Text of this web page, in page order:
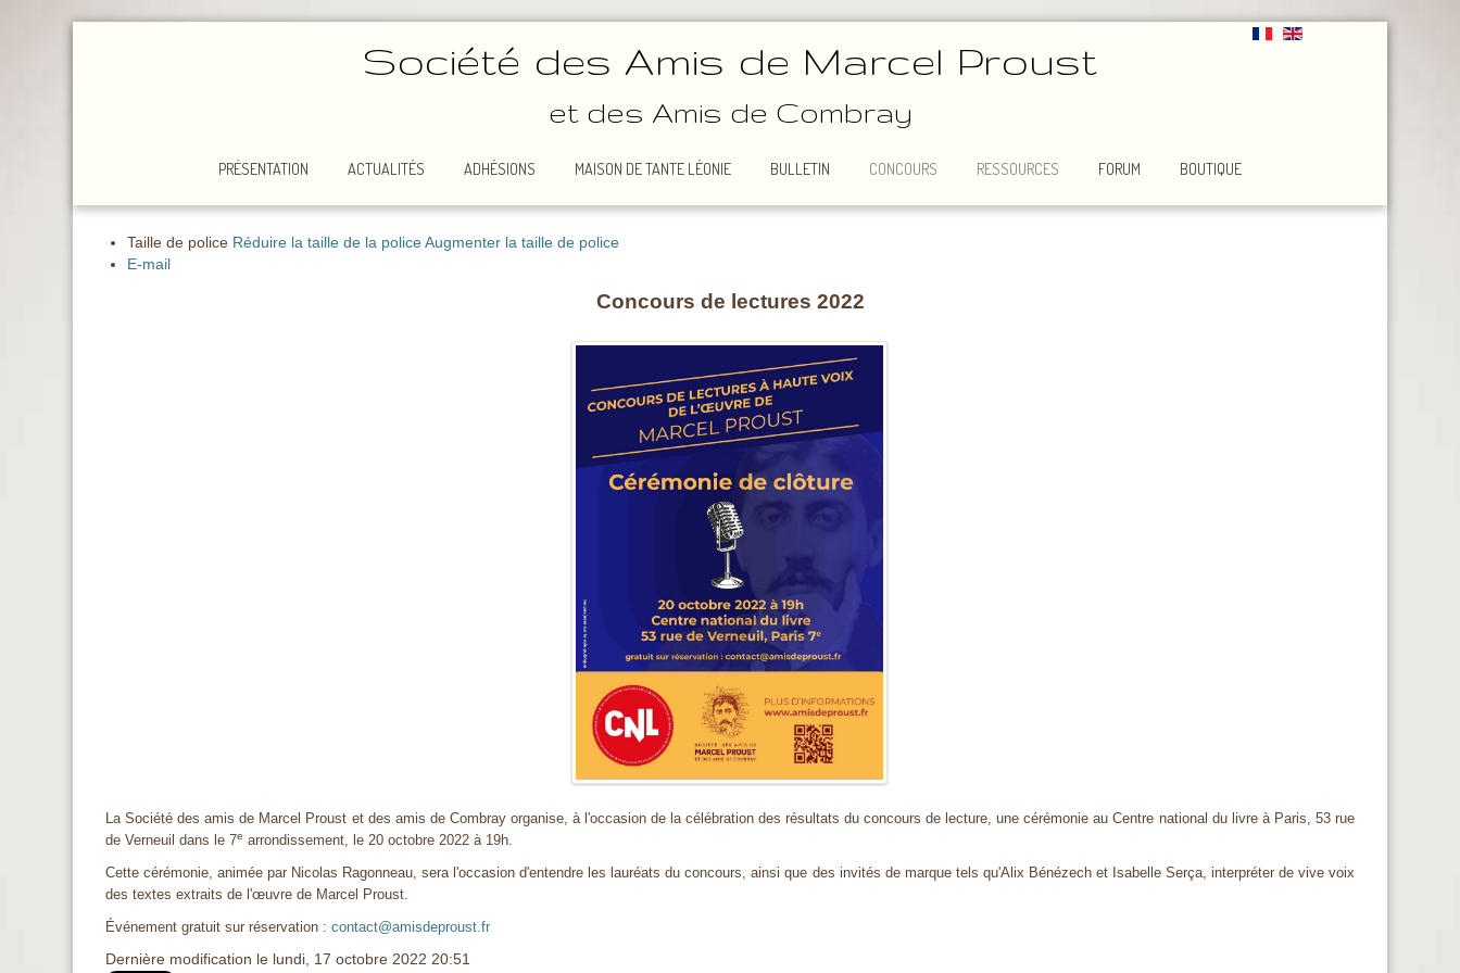
Société des Amis de Marcel Proust
et des Amis de Combray
PRÉSENTATION ACTUALITÉS ADHÉSIONS MAISON DE TANTE LÉONIE BULLETIN CONCOURS RESSOURCES FORUM BOUTIQUE
Taille de police Réduire la taille de la police Augmenter la taille de police
E-mail
Concours de lectures 2022
La Société des amis de Marcel Proust et des amis de Combray organise, à l'occasion de la célébration des résultats du concours de lecture, une cérémonie au Centre national du livre à Paris, 53 rue
de Verneuil dans le 7e arrondissement, le 20 octobre 2022 à 19h.
Cette cérémonie, animée par Nicolas Ragonneau, sera l'occasion d'entendre les lauréats du concours, ainsi que des invités de marque tels qu'Alix Bénézech et Isabelle Serça, interpréter de vive voix
des textes extraits de l'œuvre de Marcel Proust.
Événement gratuit sur réservation :contact@amisdeproust.fr
Dernière modification le lundi, 17 octobre 2022 20:51